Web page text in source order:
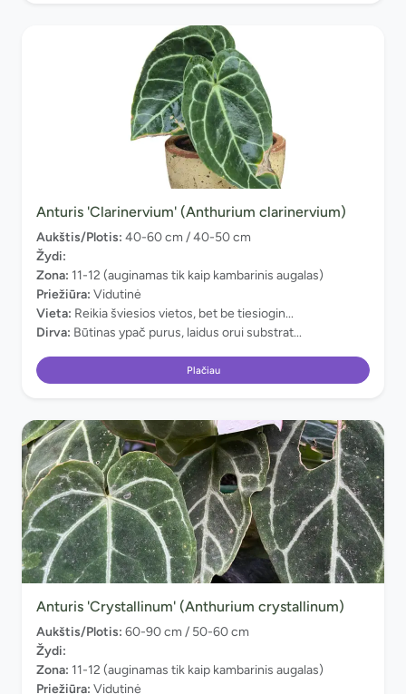
Anturis 'Clarinervium' (Anthurium clarinervium)
Aukštis/Plotis: 40-60 cm / 40-50 cm
Žydi:
Zona: 11-12 (auginamas tik kaip kambarinis augalas)
Priežiūra: Vidutinė
Vieta: Reikia šviesios vietos, bet be tiesiogin...
Dirva: Būtinas ypač purus, laidus orui substrat...
Plačiau
Anturis 'Crystallinum' (Anthurium crystallinum)
Aukštis/Plotis: 60-90 cm / 50-60 cm
Žydi:
Zona: 11-12 (auginamas tik kaip kambarinis augalas)
Priežiūra: Vidutinė